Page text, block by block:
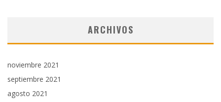
ARCHIVOS
noviembre 2021
septiembre 2021
agosto 2021